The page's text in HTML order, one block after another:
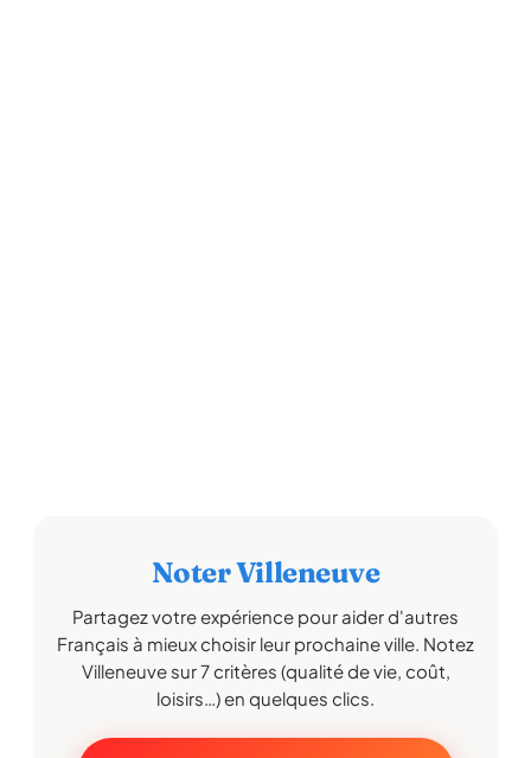
Noter Villeneuve
Partagez votre expérience pour aider d'autres
Français à mieux choisir leur prochaine ville. Notez
Villeneuve sur 7 critères (qualité de vie, coût,
loisirs…) en quelques clics.